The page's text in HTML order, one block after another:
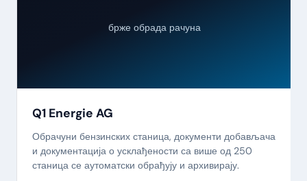
брже обрада рачуна
Q1 Energie AG
Обрачуни бензинских станица, документи добављача
и документација о усклађености са више од 250
станица се аутоматски обрађују и архивирају.